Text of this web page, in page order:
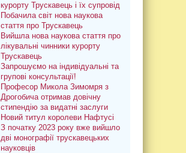
курорту Трускавець і їх супровід
Побачила світ нова наукова
стаття про Трускавець
Вийшла нова наукова стаття про
лікувальні чинники курорту
Трускавець
Запрошуємо на індивідуальні та
групові консультації!
Професор Микола Зимомря з
Дрогобича отримав довічну
стипендію за видатні заслуги
Новий титул королеви Нафтусі
З початку 2023 року вже вийшло
дві монографії трускавецьких
науковців